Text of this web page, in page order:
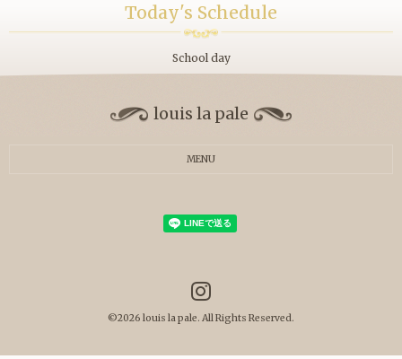
Today's Schedule
School day
louis la pale
MENU
©2026 louis la pale. All Rights Reserved.